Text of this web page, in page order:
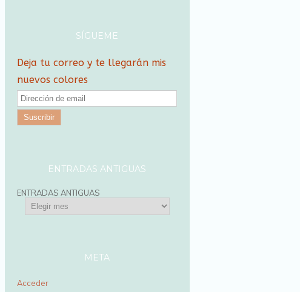
SÍGUEME
Deja tu correo y te llegarán mis
nuevos colores
D
i
e
ENTRADAS ANTIGUAS
ENTRADAS ANTIGUAS
META
Acceder